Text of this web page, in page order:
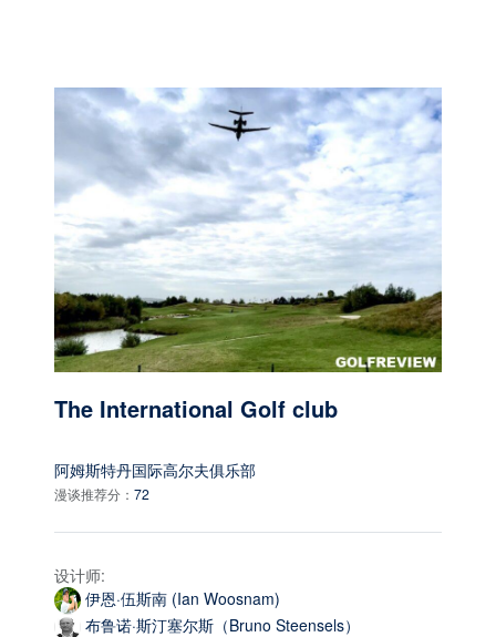
The International Golf club
阿姆斯特丹国际高尔夫俱乐部
漫谈推荐分： 72
设计师:
伊恩·伍斯南 (Ian Woosnam)
布鲁诺·斯汀塞尔斯（Bruno Steensels）